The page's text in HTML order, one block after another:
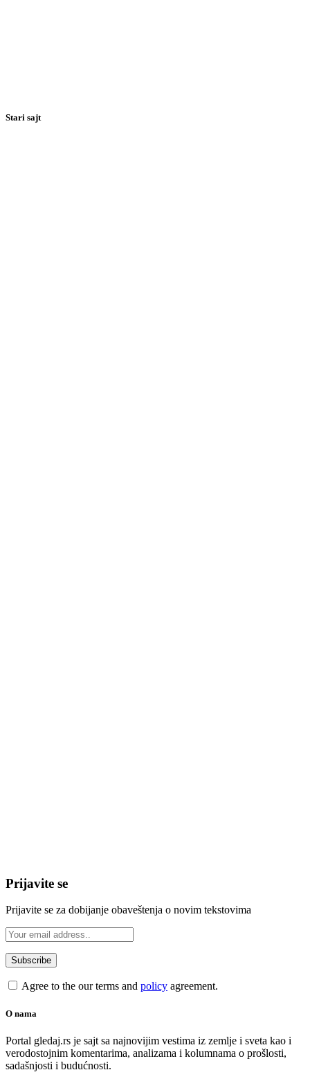
Stari sajt
Prijavite se
Prijavite se za dobijanje obaveštenja o novim tekstovima
Agree to the our terms and policy agreement.
O nama
Portal gledaj.rs je sajt sa najnovijim vestima iz zemlje i sveta kao i
verodostojnim komentarima, analizama i kolumnama o prošlosti,
sadašnjosti i budućnosti.